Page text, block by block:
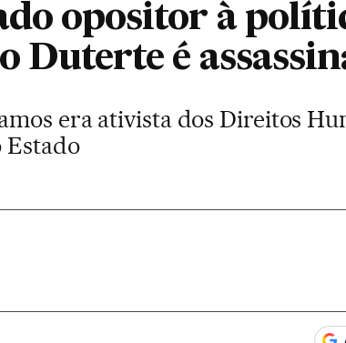
opositor à
Duterte é
era ativista dos Direitos
Estado